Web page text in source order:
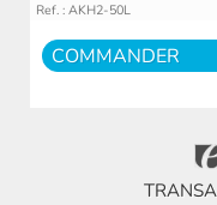
Ref. : AKH2-50L
COMMANDER